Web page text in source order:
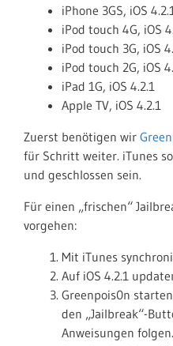
iPhone 3GS, iOS
iPod touch 4G, iOS
iPod touch 3G, iOS
iPod touch 2G, iOS
iPad 1G, iOS 4.2.1
Apple TV, iOS 4.2.1
Zuerst benötigen wir
für Schritt weiter. iTunes
und geschlossen sein.
Für einen „frischen“
vorgehen:
Mit iTunes
Auf iOS 4.2.1
Greenpois0n
den „Jailbreak“-
Anweisungen folgen.